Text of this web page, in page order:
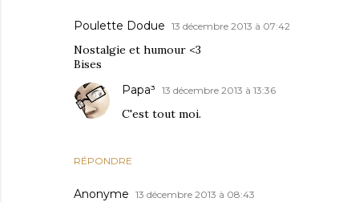
Poulette Dodue 13 décembre 2013 à 07:42
Nostalgie et humour <3
Bises
RÉPONDRE
Papa³ 13 décembre 2013 à 13:36
C'est tout moi.
Anonyme 13 décembre 2013 à 08:43